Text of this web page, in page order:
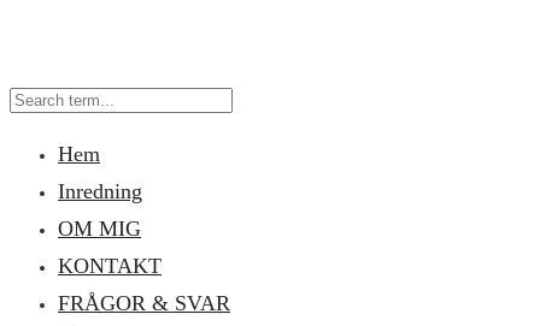
Hem
Inredning
OM MIG
KONTAKT
FRÅGOR & SVAR